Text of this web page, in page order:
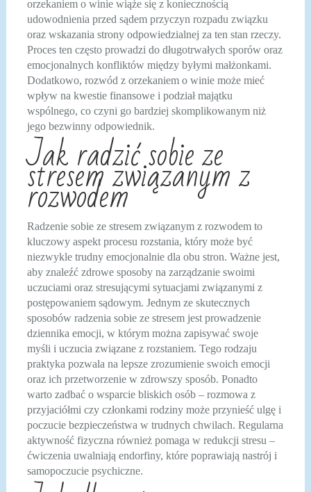
orzekaniem o winie wiąże się z koniecznością
udowodnienia przed sądem przyczyn rozpadu związku
oraz wskazania strony odpowiedzialnej za ten stan rzeczy.
Proces ten często prowadzi do długotrwałych sporów oraz
emocjonalnych konfliktów między byłymi małżonkami.
Dodatkowo, rozwód z orzekaniem o winie może mieć
wpływ na kwestie finansowe i podział majątku
wspólnego, co czyni go bardziej skomplikowanym niż
jego bezwinny odpowiednik.
Jak radzić sobie ze
stresem związanym z
rozwodem
Radzenie sobie ze stresem związanym z rozwodem to
kluczowy aspekt procesu rozstania, który może być
niezwykle trudny emocjonalnie dla obu stron. Ważne jest,
aby znaleźć zdrowe sposoby na zarządzanie swoimi
uczuciami oraz stresującymi sytuacjami związanymi z
postępowaniem sądowym. Jednym ze skutecznych
sposobów radzenia sobie ze stresem jest prowadzenie
dziennika emocji, w którym można zapisywać swoje
myśli i uczucia związane z rozstaniem. Tego rodzaju
praktyka pozwala na lepsze zrozumienie swoich emocji
oraz ich przetworzenie w zdrowszy sposób. Ponadto
warto zadbać o wsparcie bliskich osób – rozmowa z
przyjaciółmi czy członkami rodziny może przynieść ulgę i
poczucie bezpieczeństwa w trudnych chwilach. Regularna
aktywność fizyczna również pomaga w redukcji stresu –
ćwiczenia uwalniają endorfiny, które poprawiają nastrój i
samopoczucie psychiczne.